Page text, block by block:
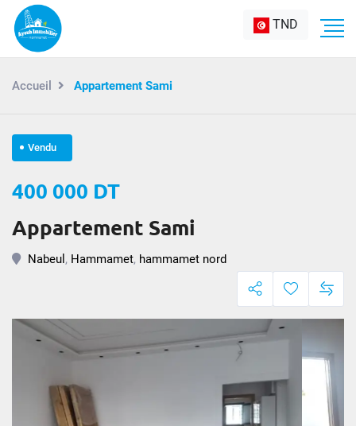
TND
Accueil Appartement Sami
Vendu
400 000 DT
Appartement Sami
Nabeul , Hammamet, hammamet nord